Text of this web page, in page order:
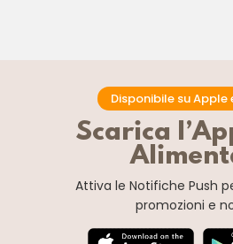
Disponibile su Apple
Scarica
Attiva le Notifiche Push
promozioni e